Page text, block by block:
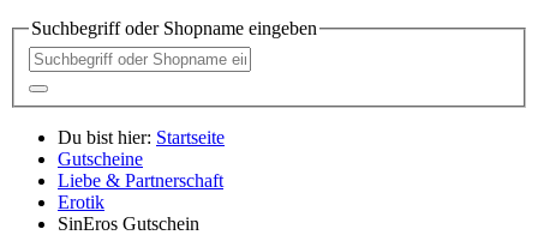
Suchbegriff oder Shopname eingeben
Du bist hier: Startseite
Gutscheine
Liebe & Partnerschaft
Erotik
SinEros Gutschein